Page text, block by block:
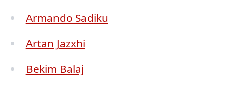
Armando Sadiku
Artan Jazxhi
Bekim Balaj